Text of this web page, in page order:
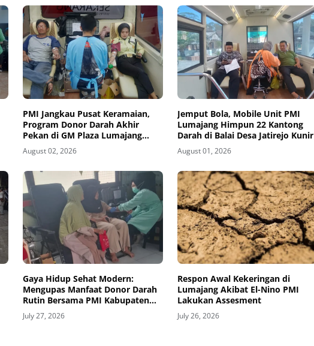
PMI Jangkau Pusat Keramaian,
Program Donor Darah Akhir
Pekan di GM Plaza Lumajang
Disambut Antusias
August 02, 2026
Jemput Bola, Mobile Unit PMI
Lumajang Himpun 22 Kantong
Darah di Balai Desa Jatirejo Kunir
August 01, 2026
Gaya Hidup Sehat Modern:
Mengupas Manfaat Donor Darah
Rutin Bersama PMI Kabupaten
Lumajang
July 27, 2026
Respon Awal Kekeringan di
Lumajang Akibat El-Nino PMI
Lakukan Assesment
July 26, 2026